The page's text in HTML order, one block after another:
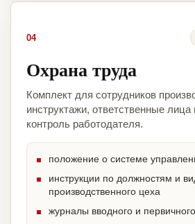
04
Охрана труда
Комплект для сотрудников
инструктажи, ответственные лица
контроль работодателя.
положение о системе
инструкции по должностям и
производственного цеха
журналы вводного и